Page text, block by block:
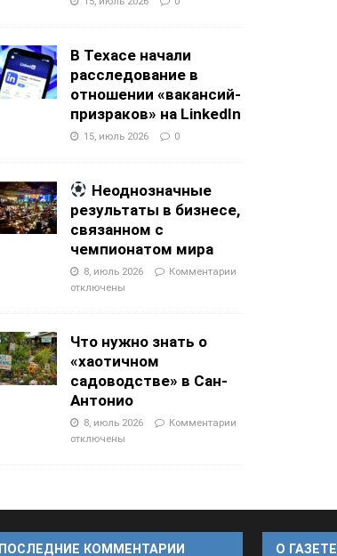
В Техасе начали
расследование в
отношении «вакансий-
призраков» на LinkedIn
15, июль 2026 0
Неоднозначные
результаты в бизнесе,
связанном с
чемпионатом мира
8, июль 2026
Комментарии
отключены
Что нужно знать о
«хаотичном
садоводстве» в Сан-
Антонио
8, июль 2026
Комментарии
отключены
ПОСЛЕДНИЕ КОММЕНТАРИИ O ГАЗЕТЕ